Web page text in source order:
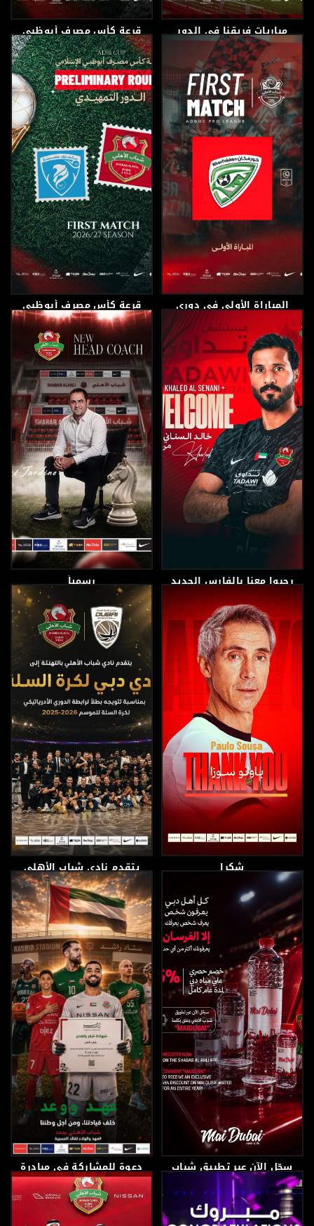
مباريات فريقنا في الدور
الأول
2 يوليو، 2026
قرعة كأس مصرف أبوظبي
الإسلامي
2 يوليو، 2026
المباراة الأولى في دوري
أدنوك للمحترفين
2 يوليو، 2026
قرعة كأس مصرف أبوظبي
الإسلامي
2 يوليو، 2026
رحبوا معنا بالفارس الجديد
30 يونيو، 2026
رسمياً
17 يونيو، 2026
شكرا يتقدم نادي شباب الأهلي
بالتهنئة إلى نادي دبي
لكرة السلة
13 يونيو، 2026
سجّل الآن عبر تطبيق شباب
الأهلي
دعوة للمشاركة في مبادرة
“عهد ووعد”